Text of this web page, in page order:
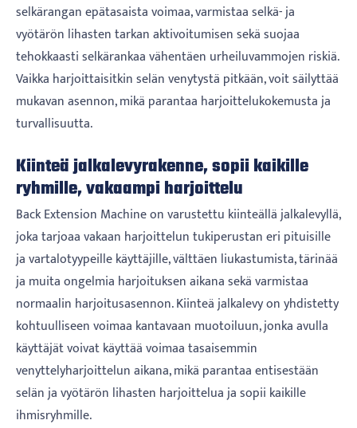
selkärangan epätasaista voimaa, varmistaa selkä- ja
vyötärön lihasten tarkan aktivoitumisen sekä suojaa
tehokkaasti selkärankaa vähentäen urheiluvammojen riskiä.
Vaikka harjoittaisitkin selän venytystä pitkään, voit säilyttää
mukavan asennon, mikä parantaa harjoittelukokemusta ja
turvallisuutta.
Kiinteä jalkalevyrakenne, sopii kaikille
ryhmille, vakaampi harjoittelu
Back Extension Machine on varustettu kiinteällä jalkalevyllä,
joka tarjoaa vakaan harjoittelun tukiperustan eri pituisille
ja vartalotyypeille käyttäjille, välttäen liukastumista, tärinää
ja muita ongelmia harjoituksen aikana sekä varmistaa
normaalin harjoitusasennon. Kiinteä jalkalevy on yhdistetty
kohtuulliseen voimaa kantavaan muotoiluun, jonka avulla
käyttäjät voivat käyttää voimaa tasaisemmin
venyttelyharjoittelun aikana, mikä parantaa entisestään
selän ja vyötärön lihasten harjoittelua ja sopii kaikille
ihmisryhmille.